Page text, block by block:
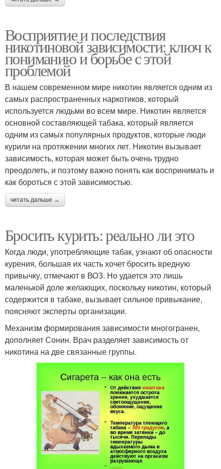
Восприятие и последствия
никотиновой зависимости: ключ к
пониманию и борьбе с этой
проблемой
В нашем современном мире никотин является одним из
самых распространенных наркотиков, который
используется людьми во всем мире. Никотин является
основной составляющей табака, который является
одним из самых популярных продуктов, которые люди
курили на протяжении многих лет. Никотин вызывает
зависимость, которая может быть очень трудно
преодолеть, и поэтому важно понять как воспринимать и
как бороться с этой зависимостью.
читать дальше →
Бросить курить: реально ли это
Когда люди, употребляющие табак, узнают об опасности
курения, большая их часть хочет бросить вредную
привычку, отмечают в ВОЗ. Но удается это лишь
маленькой доле желающих, поскольку никотин, который
содержится в табаке, вызывает сильное привыкание,
поясняют эксперты организации.
Механизм формирования зависимости многогранен,
дополняет Сонин. Врач разделяет зависимость от
никотина на две связанные группы.